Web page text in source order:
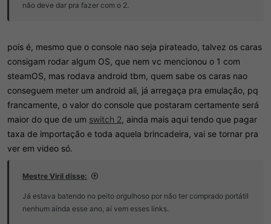
não deve dar pra fazer com o 2.
pois é, mesmo que o console nao seja pirateado, talvez os caras
consigam rodar algum OS, que nem vc mencionou o 1 com
steamOS, mas rodava android tbm, quem sabe os caras nao
conseguem meter um android ali, já arregaça pra emulação, pq
francamente, o valor do console que postaram certamente será
maior do que de um switch 2, ainda mais aqui tendo que pagar
taxa de importação e toda aquela brincadeira, vai se tornar pra
ver em video só.
Mestre Viril disse:
Já estava batendo no peito orgulhoso por não ter comprado portátil
nenhum ainda esse ano, aí vem esses links.